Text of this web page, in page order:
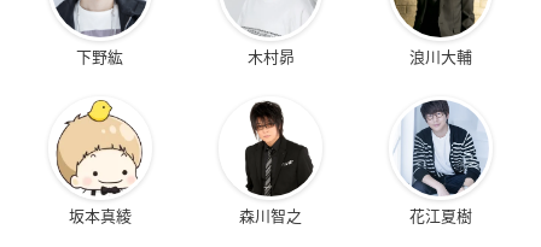
下野紘 木村昴 浪川大輔
坂本真綾 森川智之 花江夏樹